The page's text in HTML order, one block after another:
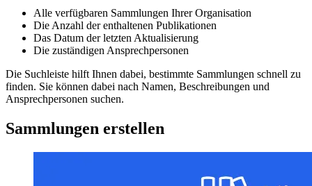
Alle verfügbaren Sammlungen Ihrer Organisation
Die Anzahl der enthaltenen Publikationen
Das Datum der letzten Aktualisierung
Die zuständigen Ansprechpersonen
Die Suchleiste hilft Ihnen dabei, bestimmte Sammlungen schnell zu
finden. Sie können dabei nach Namen, Beschreibungen und
Ansprechpersonen suchen.
Sammlungen erstellen